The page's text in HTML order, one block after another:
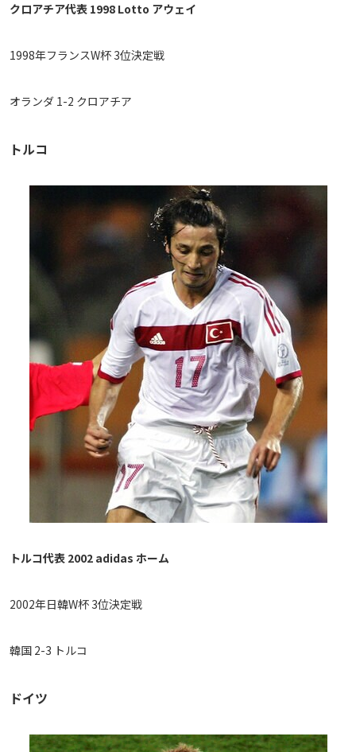
クロアチア代表 1998 Lotto アウェイ
1998年フランスW杯 3位決定戦
オランダ 1-2 クロアチア
トルコ
トルコ代表 2002 adidas ホーム
2002年日韓W杯 3位決定戦
韓国 2-3 トルコ
ドイツ